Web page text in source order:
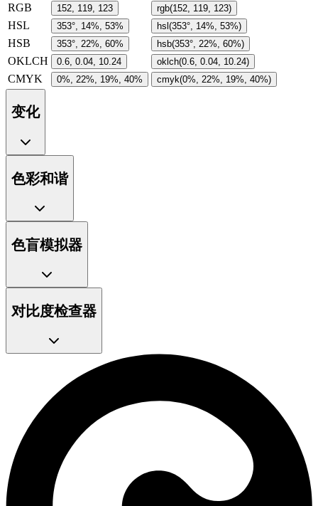
RGB 152, 119, 123 rgb(152, 119, 123)
HSL 353°, 14%, 53% hsl(353°, 14%, 53%)
HSB 353°, 22%, 60% hsb(353°, 22%, 60%)
OKLCH 0.6, 0.04, 10.24 oklch(0.6, 0.04, 10.24)
CMYK 0%, 22%, 19%, 40% cmyk(0%, 22%, 19%, 40%)
变化
色彩和谐
色盲模拟器
对比度检查器